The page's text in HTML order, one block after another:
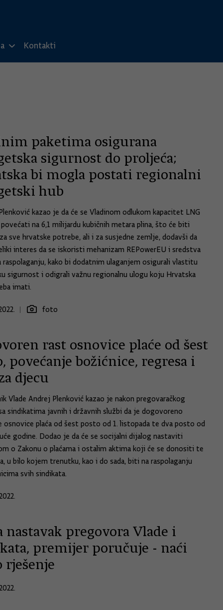
Kontakti
paketima osigurana
sigurnost do proljeća;
bi mogla postati regionalni
hub
kazao je da će se Vladinom odlukom kapacitet LNG
na 6,1 milijardu kubičnih metara plina, što će biti
sve hrvatske potrebe, ali i za susjedne zemlje, dodavši da
interes da se iskoristi mehanizam REPowerEU i sredstva
raspolaganju, kako bi dodatnim ulaganjem osigurali vlastitu
sigurnost i odigrali važnu regionalnu ulogu koju Hrvatska
imati.
foto
rast osnovice plaće od šest
povećanje božićnice, regresa i
djecu
Vlade Andrej Plenković kazao je nakon pregovaračkog
sindikatima javnih i državnih službi da je dogovoreno
osnovice plaća od šest posto od 1. listopada te dva posto od
godine. Dodao je da će se socijalni dijalog nastaviti
o Zakonu o plaćama i ostalim aktima koji će se donositi te
u bilo kojem trenutku, kao i do sada, biti na raspolaganju
svih sindikata.
nastavak pregovora Vlade i
premijer poručuje - naći
rješenje